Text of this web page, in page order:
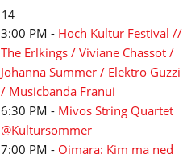
14
3:00 PM - Hoch Kultur Festival //
The Erlkings / Viviane Chassot /
Johanna Summer / Elektro Guzzi
/ Musicbanda Franui
6:30 PM - Mivos String Quartet
@Kultursommer
7:00 PM - Oimara: Kim ma ned